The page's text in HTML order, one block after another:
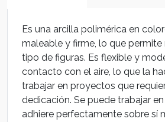
Es una arcilla polimérica en
maleable y firme, lo que permite
tipo de figuras. Es flexible y
contacto con el aire, lo que la
trabajar en proyectos que
dedicación. Se puede trabajar
adhiere perfectamente sobre sí